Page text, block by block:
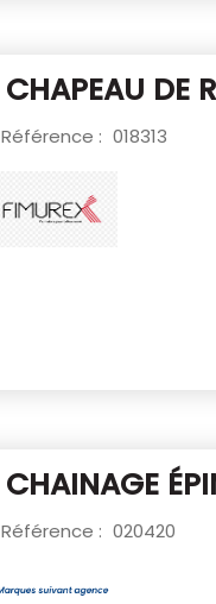
CHAPEAU DE
Référence : 018313
CHAINAGE
Référence : 020420